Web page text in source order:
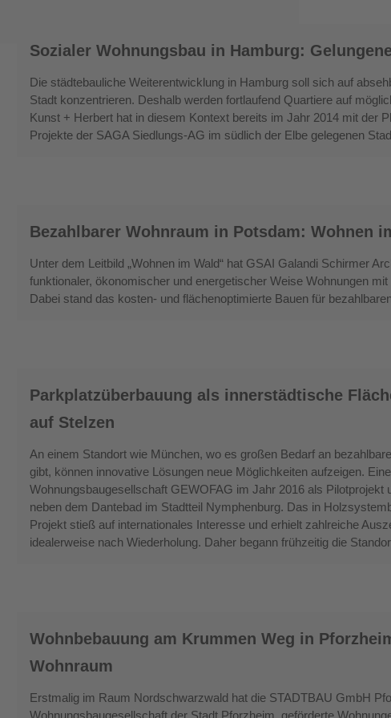
Wohnungsbau
Hamburg:
Gelungene
Nachverdichtung
Sozialer Wohnungsbau in Hamburg:
Die städtebauliche Weiterentwicklung in Hamburg soll sich auf
Stadt konzentrieren. Deshalb werden fortlaufend Quartiere auf
Kunst + Herbert hat in diesem Kontext bereits im Jahr 2014 mit der
Projekte der SAGA Siedlungs-AG im südlich der Elbe gelegenen
Wohnraum
Potsdam:
Wohnen
Bezahlbarer Wohnraum in Potsdam: Wohnen
Unter dem Leitbild „Wohnen im Wald“ hat GSAI Galandi Schirmer
funktionaler, ökonomischer und energetischer Weise Wohnungen
Dabei stand das kosten- und flächenoptimierte Bauen für
als
innerstädtische
Nachverdichtung
auf
Stelzen
Parkplatzüberbauung als innerstädtische
auf Stelzen
An einem Standort wie München, wo es großen Bedarf an
gibt, können innovative Lösungen neue Möglichkeiten aufzeigen.
Wohnungsbaugesellschaft GEWOFAG im Jahr 2016 als Pilotprojekt
neben dem Dantebad im Stadtteil Nymphenburg. Das in
Projekt stieß auf internationales Interesse und erhielt zahlreiche
idealerweise nach Wiederholung. Daher begann frühzeitig die
am
Krummen
Wohnbebauung am Krummen Weg in
Wohnraum
Erstmalig im Raum Nordschwarzwald hat die STADTBAU GmbH
Wohnungsbaugesellschaft der Stadt Pforzheim, geförderte